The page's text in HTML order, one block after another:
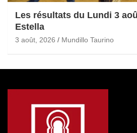
Les résultats du Lundi 3
Estella
3 août, 2026 Mundillo Taurino